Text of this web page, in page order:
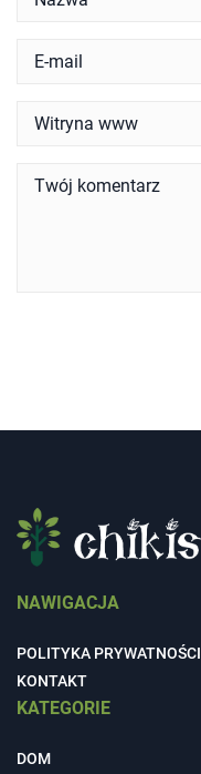
NAWIGACJA
POLITYKA PRYWATNOŚCI
KONTAKT
KATEGORIE
DOM